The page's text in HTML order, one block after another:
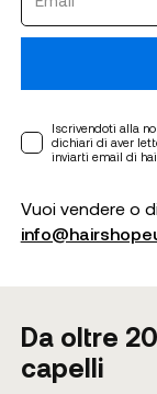
Iscrivendoti alla
dichiari di aver
inviarti email di
Vuoi vendere o
Da oltre
capelli